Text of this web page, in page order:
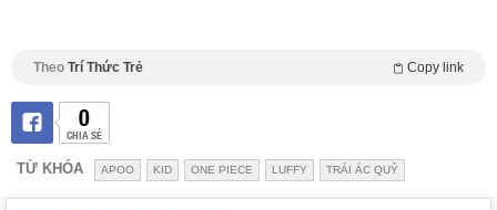
Theo Trí Thức Trẻ Copy link
0
CHIA SẺ
TỪ KHÓA APOO KID ONE PIECE LUFFY TRÁI ÁC QUỶ